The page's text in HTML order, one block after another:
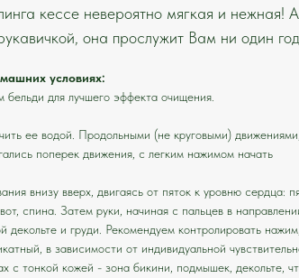
кессе невероятно мягкая и нежная! А
она прослужит Вам ни один
условиях:
для лучшего эффекта очищения.
ее водой. Продольными (не круговыми) движениями,
поперек движения, с легким нажимом начать
внизу вверх, двигаясь от пяток к уровню сердца:
спина. Затем руки, начиная с пальцев в
декольте и груди. Рекомендуем контролировать
в зависимости от индивидуальной
с тонкой кожей - зона бикини, подмышек, декольте,